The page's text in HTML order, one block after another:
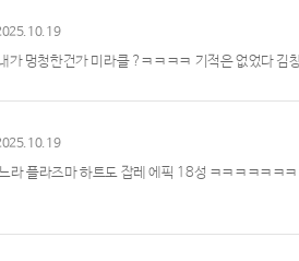
가 멍청한건가 미라클 ?ㅋㅋㅋㅋ 기적은 없었다 김
라 플라즈마 하트도 잡레 에픽 18성 ㅋㅋㅋㅋㅋㅋ